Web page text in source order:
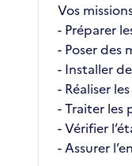
Vos
- Préparer
- Poser des
- Installer
- Réaliser
- Traiter les
- Vérifier
- Assurer